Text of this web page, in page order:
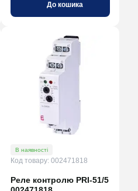
До кошика
В наявності
Код товару: 002471818
Реле контролю PRI-51/5